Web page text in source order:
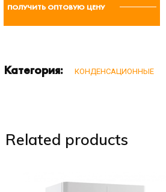
ПОЛУЧИТЬ ОПТОВУЮ ЦЕНУ
Категория: КОНДЕНСАЦИОННЫЕ
Related products